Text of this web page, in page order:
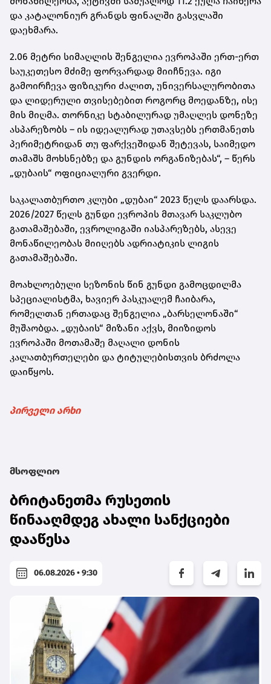
და კატალონიურ გრანდს ფინალში გასვლაში
დაეხმარა.
2.06 მეტრი სიმაღლის შენგელია ევროპაში ერთ-ერთ
საუკეთესო მძიმე ფორვარდად მიიჩნევა. იგი
გამოირჩევა ფიზიკური ძალით, უნივერსალურობითა
და ლიდერული თვისებებით როგორც მოედანზე, ისე
მის მიღმა. თორნიკე სტაბილურად უმაღლეს დონეზე
ასპარეზობს – ის იდეალურად უთავსებს ერთმანეთს
პერიმეტრიდან თუ ფარქვეშიდან შეტევას, საიმედო
თამაშს მოხსნებზე და გუნდის ორგანიზებას“, – წერს
„დუბაის“ ოფიციალური გვერდი.
საკალათბურთო კლუბი „დუბაი“ 2023 წელს დაარსდა.
2026/2027 წელს გუნდი ევროპის მთავარ საკლუბო
გათამაშებაში, ევროლიგაში იასპარეზებს, ასევე
მონაწილეობას მიიღებს ადრიატიკის ლიგის
გათამაშებაში.
მოახლოებული სეზონის წინ გუნდი გამოცდილმა
სპეციალისტმა, ხავიერ პასკუალემ ჩაიბარა,
რომელთან ერთადაც შენგელია „ბარსელონაში“
მუშაობდა. „დუბაის“ მიზანი აქვს, მიიზიდოს
ევროპაში მოთამაშე მაღალი დონის
კალათბურთელები და ტიტულებისთვის ბრძოლა
დაიწყოს.
პირველი არხი
მსოფლიო
ბრიტანეთმა რუსეთის
წინააღმდეგ ახალი სანქციები
დააწესა
06.08.2026 • 9:30